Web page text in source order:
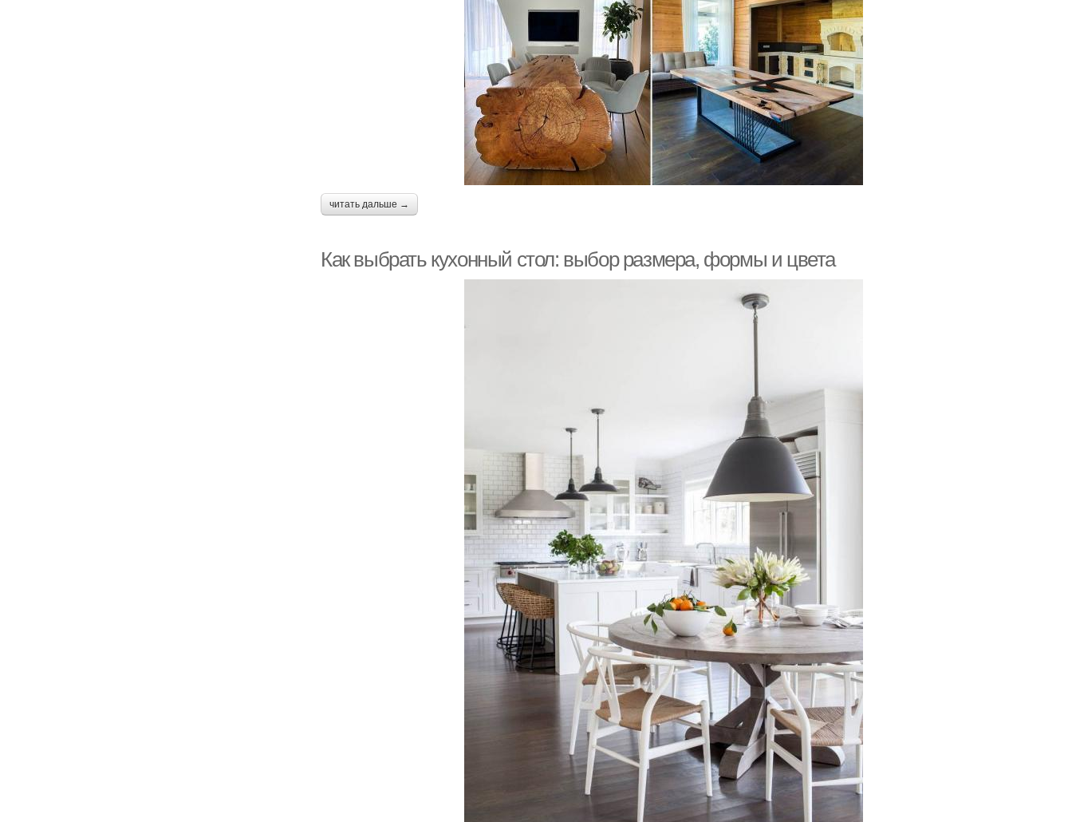
читать дальше →
Как выбрать кухонный стол: выбор размера, формы и цвета